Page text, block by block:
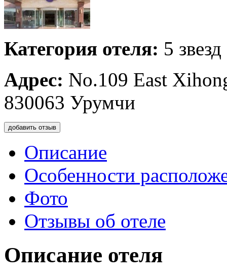
Категория отеля: 5 звезд
Адрес: No.109 East
830063 Урумчи
добавить отзыв
Описание
Особенности
Фото
Отзывы об отеле
Описание отеля